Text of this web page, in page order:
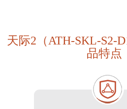
天际2（ATH-SKL-S2-
品特点